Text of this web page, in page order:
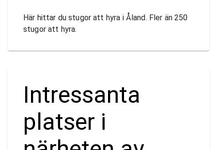
Här hittar du stugor att hyra i Åland. Fler än 250
stugor att hyra.
Intressanta
platser i